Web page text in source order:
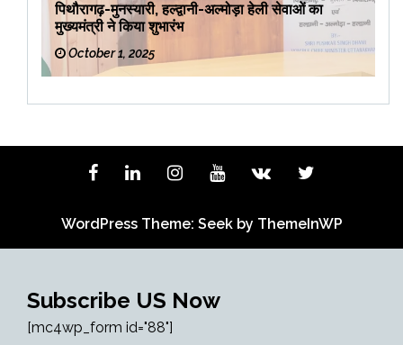
पिथौरागढ़-मुनस्यारी, हल्द्वानी-अल्मोड़ा हेली सेवाओं का
मुख्यमंत्री ने किया शुभारंभ
October 1, 2025
WordPress Theme: Seek by ThemeInWP
Subscribe US Now
[mc4wp_form id="88"]